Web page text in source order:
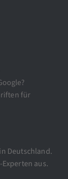
für
Deutschland.
aus.